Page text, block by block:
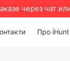
через чат
Про iHunt